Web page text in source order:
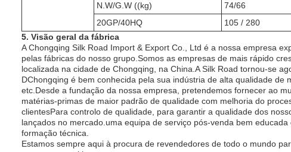
N.W/G.W ((kg)
74/66
20GP/40HQ
105 / 280
5. Visão geral da fábrica
A Chongqing Silk Road Import & Export Co., Ltd é a nossa empresa
pelas fábricas do nosso grupo.Somos as empresas de mais rápido
localizada na cidade de Chongqing, na China.A Silk Road tornou-se
DChongqing é bem conhecida pela sua indústria de alta qualidade
etc.Desde a fundação da nossa empresa, pretendemos fornecer ao
matérias-primas de maior padrão de qualidade com melhoria do
clientesPara controlo de qualidade, para garantir a qualidade dos
lançados no mercado.uma equipa de serviço pós-venda bem
formação técnica.
Estamos sempre aqui à procura de revendedores de todo o mundo